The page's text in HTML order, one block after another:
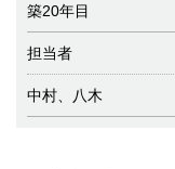
築20年目
担当者
中村、八木